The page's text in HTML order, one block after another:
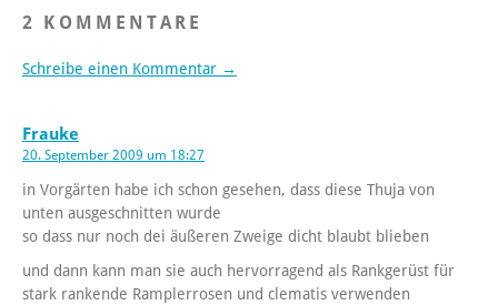
2 KOMMENTARE
Schreibe einen Kommentar →
Frauke
20. September 2009 um 18:27
in Vorgärten habe ich schon gesehen, dass diese Thuja von
unten ausgeschnitten wurde
so dass nur noch dei äußeren Zweige dicht blaubt blieben
und dann kann man sie auch hervorragend als Rankgerüst für
stark rankende Ramplerrosen und clematis verwenden